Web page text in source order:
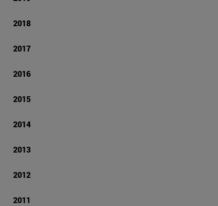
2018
2017
2016
2015
2014
2013
2012
2011